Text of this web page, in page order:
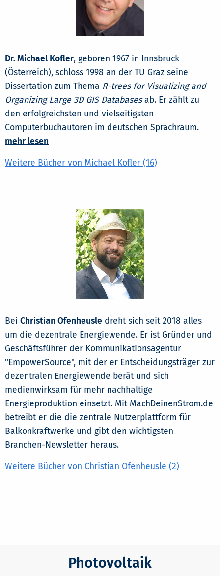
Dr. Michael Kofler, geboren 1967 in Innsbruck
(Österreich), schloss 1998 an der TU Graz seine
Dissertation zum Thema R-trees for Visualizing and
Organizing Large 3D GIS Databasesab. Er zählt zu
den erfolgreichsten und vielseitigsten
Computerbuchautoren im deutschen Sprachraum.
mehr lesen
Weitere Bücher von Michael Kofler (16)
Bei Christian Ofenheusle dreht sich seit 2018 alles
um die dezentrale Energiewende. Er ist Gründer und
Geschäftsführer der Kommunikationsagentur
"EmpowerSource", mit der er Entscheidungsträger zur
dezentralen Energiewende berät und sich
medienwirksam für mehr nachhaltige
Energieproduktion einsetzt. Mit MachDeinenStrom.de
betreibt er die die zentrale Nutzerplattform für
Balkonkraftwerke und gibt den wichtigsten
Branchen-Newsletter heraus.
Weitere Bücher von Christian Ofenheusle (2)
Photovoltaik